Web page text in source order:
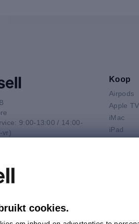
9:00-13:00 / 14:00-
vr)
Koop
Airpods
Apple TV
iMac
iPad
cookies.